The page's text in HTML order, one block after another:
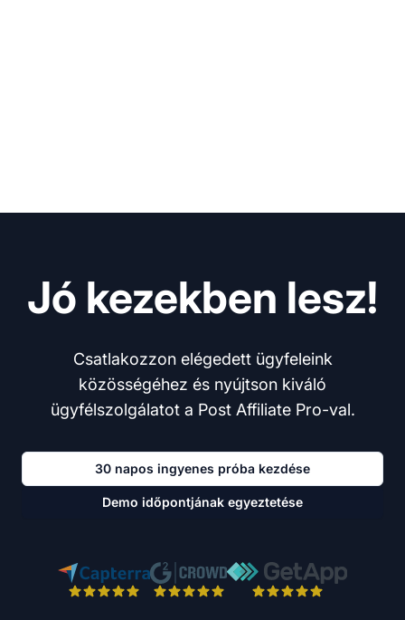
Jó kezekben lesz!
Csatlakozzon elégedett ügyfeleink
közösségéhez és nyújtson kiváló
ügyfélszolgálatot a Post Affiliate Pro-val.
30 napos ingyenes próba kezdése
Demo időpontjának egyeztetése